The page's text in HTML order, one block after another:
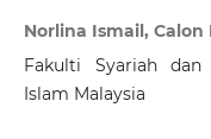
Norlina Ismail, Calon
Fakulti Syariah dan
Islam Malaysia